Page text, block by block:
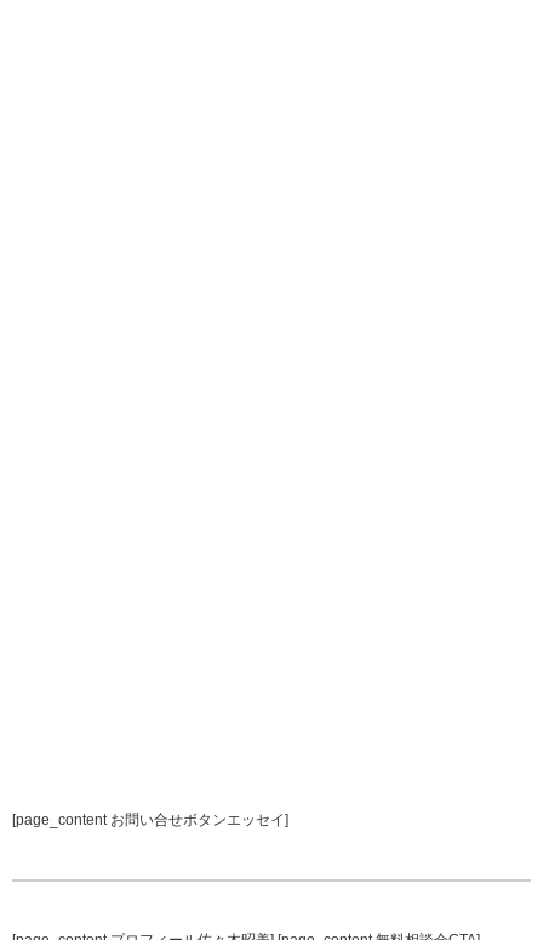
[page_content お問い合せボタンエッセイ]